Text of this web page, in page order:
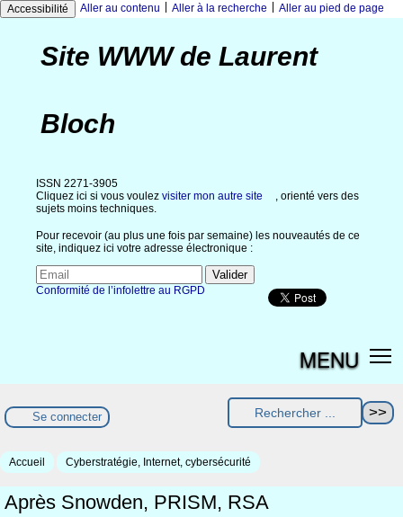
Accessibilité Aller au contenu Aller à la recherche Aller au pied de page
Site WWW de Laurent
Bloch
ISSN 2271-3905
Cliquez ici si vous voulez visiter mon autre site
, orienté vers des
sujets moins techniques.
Pour recevoir (au plus une fois par semaine) les nouveautés de ce
site, indiquez ici votre adresse électronique :
Conformité de l’infolettre au RGPD
MENU
Se connecter
Accueil Cyberstratégie, Internet, cybersécurité
Après Snowden, PRISM, RSA